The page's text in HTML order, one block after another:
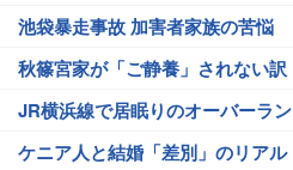
池袋暴走事故 加害者家族の苦悩
秋篠宮家が「ご静養」されない訳
JR横浜線で居眠りのオーバーラン
ケニア人と結婚「差別」のリアル